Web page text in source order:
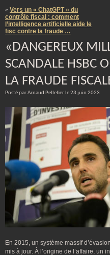
« Vers un « ChatGPT » du
contrôle fiscal : comment
l’intelligence artificielle aide le
fisc contre la fraude …
«DANGEREUX
SCANDALE HSBC
LA FRAUDE
Posté par Arnaud Pelletier le 23 juin 2023
En 2015, un système massif
mis à jour. À l’origine de l’affaire, un